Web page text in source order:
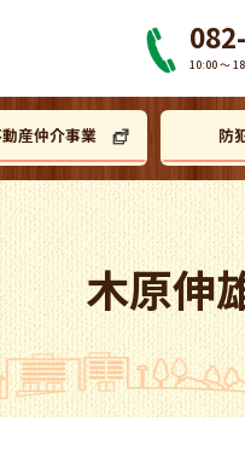
10:00 〜
産仲介事業 防
木原伸